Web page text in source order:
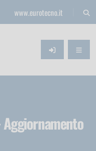
www.eurotecno.it